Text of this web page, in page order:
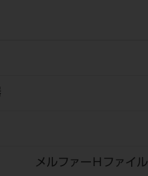
メルファーＨファイル